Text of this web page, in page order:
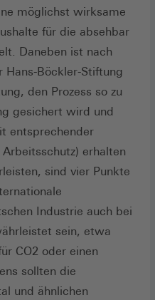
möglichst wirksame
für die absehbar
Daneben ist nach
Hans-Böckler-Stiftung
den Prozess so zu
gesichert wird und
entsprechender
erhalten
sind vier Punkte
Industrie auch bei
sein, etwa
CO2 oder einen
sollten die
und ähnlichen